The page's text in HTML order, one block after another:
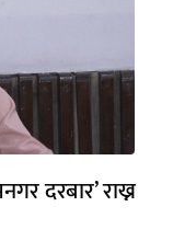
दरबार’ राख्न